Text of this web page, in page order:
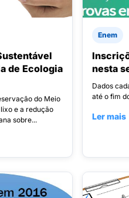
de Ecologia
do Meio
e a redução
sobre...
Enem
nesta
Dados
até o fim
Ler mais